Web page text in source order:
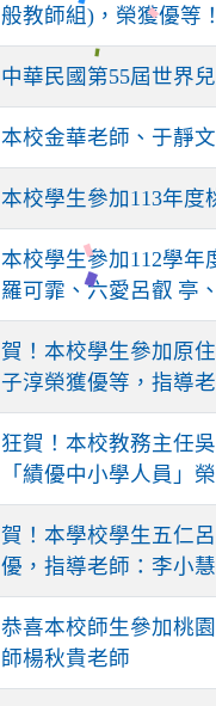
般教師組)，榮獲優等！
中華民國第55屆世界
本校金華老師、于靜
本校學生參加113年度
本校學生參加112學年
羅可霏、六愛呂叡 亭
賀！本校學生參加原
子淳榮獲優等，指導
狂賀！本校教務主任
「績優中小學人員」
賀！本學校學生五仁
優，指導老師：李小慧
恭喜本校師生參加桃
師楊秋貴老師